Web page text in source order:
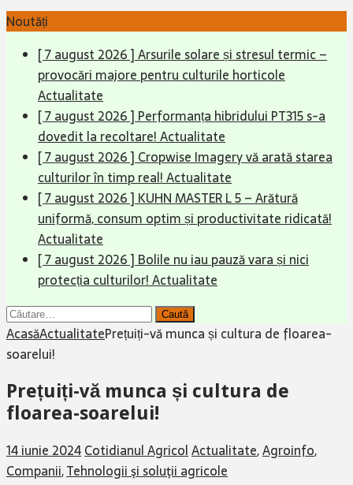
Noutăți
[ 7 august 2026 ]Arsurile solare și stresul termic –
provocări majore pentru culturile horticole
Actualitate
[ 7 august 2026 ] Performanța hibridului PT315 s-a
dovedit la recoltare!Actualitate
[ 7 august 2026 ] Cropwise Imagery vă arată starea
culturilor în timp real!Actualitate
[ 7 august 2026 ] KUHN MASTER L 5 – Arătură
uniformă, consum optim și productivitate ridicată!
Actualitate
[ 7 august 2026 ] Bolile nu iau pauză vara și nici
protecția culturilor!Actualitate
Caută
după:
AcasăActualitatePrețuiți-vă munca și cultura de floarea-
soarelui!
Prețuiți-vă munca și cultura de
floarea-soarelui!
14 iunie 2024Cotidianul AgricolActualitate,Agroinfo,
Companii,Tehnologii şi soluţii agricole